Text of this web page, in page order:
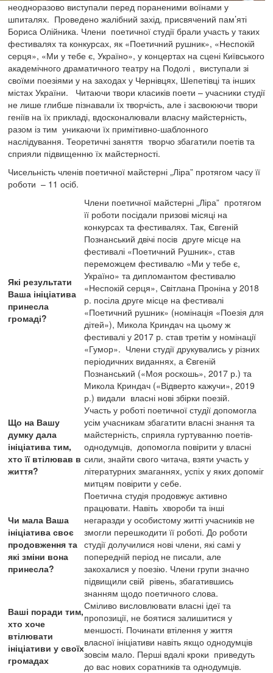
неодноразово виступали перед пораненими воїнами у
шпиталях. Проведено жалібний захід, присвячений пам’яті
Бориса Олійника. Члени поетичної студії брали участь у таких
фестивалях та конкурсах, як «Поетичний рушник», «Неспокій
серця», «Ми у тебе є, Україно», у концертах на сцені Київського
академічного драматичного театру на Подолі , виступали зі
своїми поезіями у на заходах у Чернівцях, Шепетівці та інших
містах України. Читаючи твори класиків поети – учасники студії
не лише глибше пізнавали їх творчість, але і засвоюючи твори
геніїв на їх прикладі, вдосконалювали власну майстерність,
разом із тим уникаючи їх примітивно-шаблонного
наслідування. Теоретичні заняття творчо збагатили поетів та
сприяли підвищенню їх майстерності.
Чисельність членів поетичної майстерні „Ліра” протягом часу її
роботи – 11 осіб.
Які результати
Ваша ініціатива
принесла
громаді?
Члени поетичної майстерні „Ліра” протягом
її роботи посідали призові місяці на
конкурсах та фестивалях. Так, Євгеній
Познанський двічі посів друге місце на
фестивалі «Поетичний Рушник», став
переможцем фестивалю «Ми у тебе є,
Україно» та дипломантом фестивалю
«Неспокій серця», Світлана Проніна у 2018
р. посіла друге місце на фестивалі
«Поетичний рушник» (номінація «Поезія для
дітей»), Микола Криндач на цьому ж
фестивалі у 2017 р. став третім у номінації
«Гумор». Члени студії друкувались у різних
періодичних виданнях, а Євгеній
Познанський («Моя роскошь», 2017 р.) та
Микола Криндач («Відверто кажучи», 2019
р.) видали власні нові збірки поезій.
Що на Вашу
думку дала
ініціатива тим,
хто її втілював в
життя?
Участь у роботі поетичної студії допомогла
усім учасникам збагатити власні знання та
майстерність, сприяла гуртуванню поетів-
однодумців, допомогла повірити у власні
сили, знайти свого читача, взяти участь у
літературних змаганнях, успіх у яких допоміг
митцям повірити у себе.
Чи мала Ваша
ініціатива своє
продовження та
які зміни вона
принесла?
Поетична студія продовжує активно
працювати. Навіть хвороби та інші
негаразди у особистому житті учасників не
змогли перешкодити її роботі. До роботи
студії долучилися нові члени, які самі у
попередній період не писали, але
закохалися у поезію. Члени групи значно
підвищили свій рівень, збагатившись
знанням щодо поетичного слова.
Ваші поради тим,
хто хоче
втілювати
ініціативи у своїх
громадах
Сміливо висловлювати власні ідеї та
пропозиції, не боятися залишитися у
меншості. Починати втілення у життя
власної ініціативи навіть якщо однодумців
зовсім мало. Перші вдалі кроки приведуть
до вас нових соратників та однодумців.